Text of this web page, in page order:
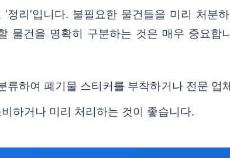
리’입니다. 불필요한 물건들을 미리 처
물건을 명확히 구분하는 것은 매우 중요합
류하여 폐기물 스티커를 부착하거나 전문 업
하거나 미리 처리하는 것이 좋습니다.